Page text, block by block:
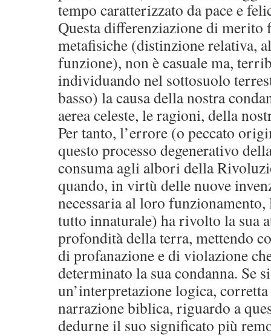
tempo caratterizzato da pace e
Questa differenziazione di merito
metafisiche (distinzione relativa,
funzione), non è casuale ma,
individuando nel sottosuolo
basso) la causa della nostra
aerea celeste, le ragioni, della
Per tanto, l’errore (o peccato
questo processo degenerativo
consuma agli albori della
quando, in virtù delle nuove
necessaria al loro
tutto innaturale) ha rivolto la sua
profondità della terra, mettendo
di profanazione e di violazione
determinato la sua condanna. Se
un’interpretazione logica,
narrazione biblica, riguardo a
dedurne il suo significato più